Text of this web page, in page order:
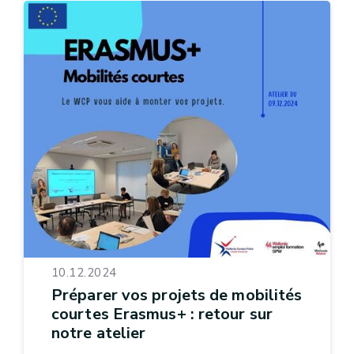
10.12.2024
Préparer vos projets de mobilités
courtes Erasmus+ : retour sur
notre atelier